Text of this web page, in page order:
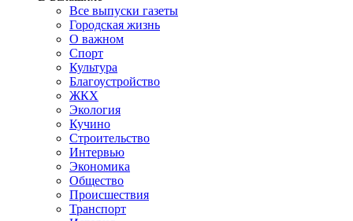
Все выпуски газеты
Городская жизнь
О важном
Спорт
Культура
Благоустройство
ЖКХ
Экология
Кучино
Строительство
Интервью
Экономика
Общество
Происшествия
Транспорт